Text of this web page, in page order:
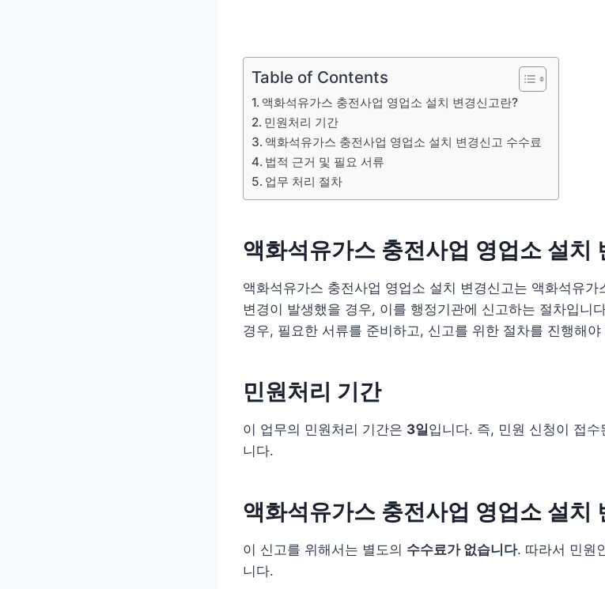
Table of Contents
액화석유가스 충전사업 영업소 설치 변경신고란?
민원처리 기간
액화석유가스 충전사업 영업소 설치 변경신고 수수료
법적 근거 및 필요 서류
업무 처리 절차
액화석유가스 충전사업 영업소 설치
액화석유가스 충전사업 영업소 설치 변경신고는 액화석유
변경이 발생했을 경우, 이를 행정기관에 신고하는 절차입니
경우, 필요한 서류를 준비하고, 신고를 위한 절차를 진행해야
민원처리 기간
이 업무의 민원처리 기간은 3일입니다. 즉, 민원 신청이 접
니다.
액화석유가스 충전사업 영업소 설치
이 신고를 위해서는 별도의 수수료가 없습니다. 따라서 민원
니다.